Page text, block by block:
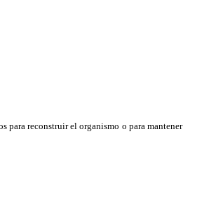
reconstruir el organismo o para mantener